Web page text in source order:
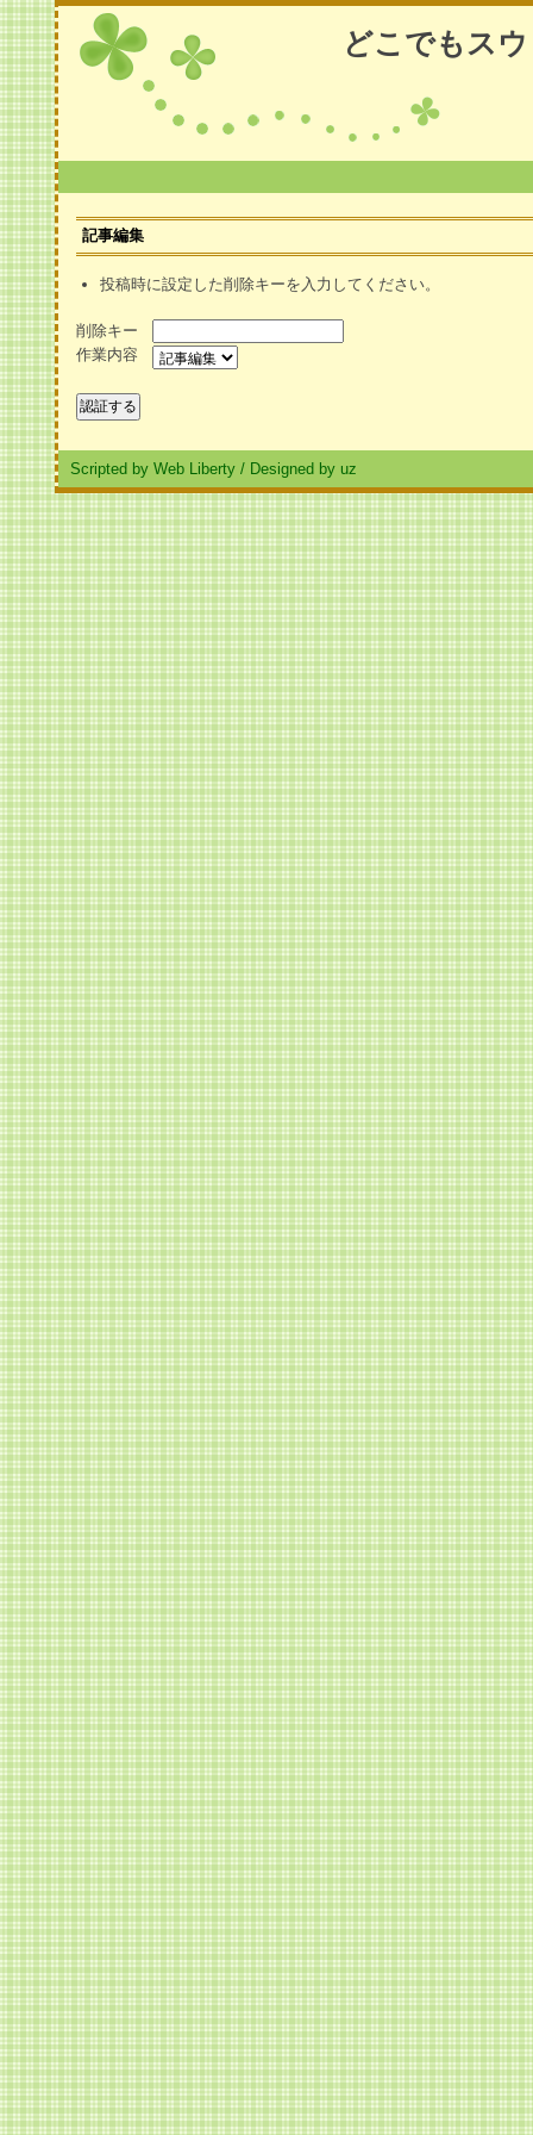
どこでもス
記事編集
投稿時に設定した削除キーを入力してください。
削除キー
作業内容
Scripted by Web Liberty / Designed by uz